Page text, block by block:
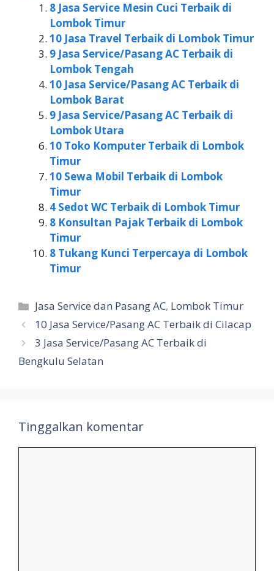
8 Jasa Service Mesin Cuci Terbaik di
Lombok Timur
10 Jasa Travel Terbaik di Lombok Timur
9 Jasa Service/Pasang AC Terbaik di
Lombok Tengah
10 Jasa Service/Pasang AC Terbaik di
Lombok Barat
9 Jasa Service/Pasang AC Terbaik di
Lombok Utara
10 Toko Komputer Terbaik di Lombok
Timur
10 Sewa Mobil Terbaik di Lombok
Timur
4 Sedot WC Terbaik di Lombok Timur
8 Konsultan Pajak Terbaik di Lombok
Timur
8 Tukang Kunci Terpercaya di Lombok
Timur
Kategori
Jasa Service dan Pasang AC, Lombok Timur
10 Jasa Service/Pasang AC Terbaik di Cilacap
3 Jasa Service/Pasang AC Terbaik di
Bengkulu Selatan
Tinggalkan komentar